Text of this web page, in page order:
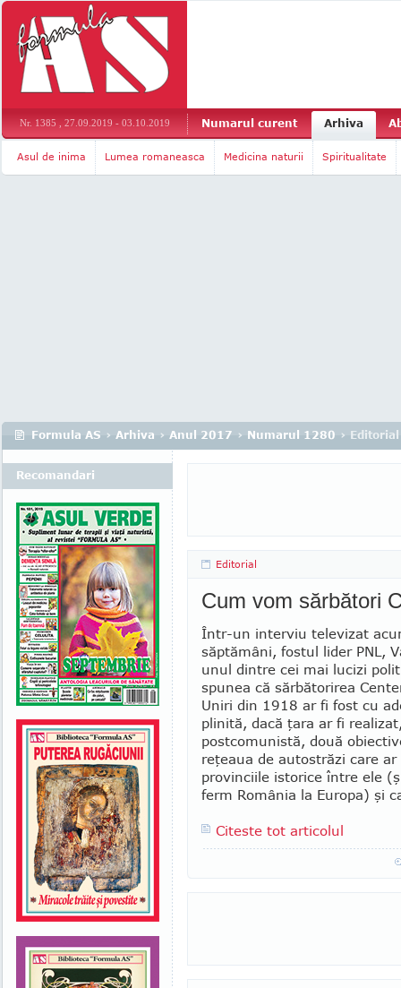
Nr. 1385 , 27.09.2019 - 03.10.2019 Numarul curent Arhiva
Asul de inima Lumea romaneasca Medicina naturii Spiritualitate
Formula AS › Arhiva › Anul 2017 › Numarul 1280 › Editorial
Editorial
Cum vom sărbători
Într-un interviu televizat
săptămâni, fostul lider PNL,
unul dintre cei mai lu­cizi
spunea că sărbătorirea
Uniri din 1918 ar fi fost cu
plinită, dacă ţara ar fi
post­co­munistă, două
reţeaua de autostrăzi care ar
provinciile istorice între ele
ferm România la Europa) şi
Citeste tot articolul
Recomandari